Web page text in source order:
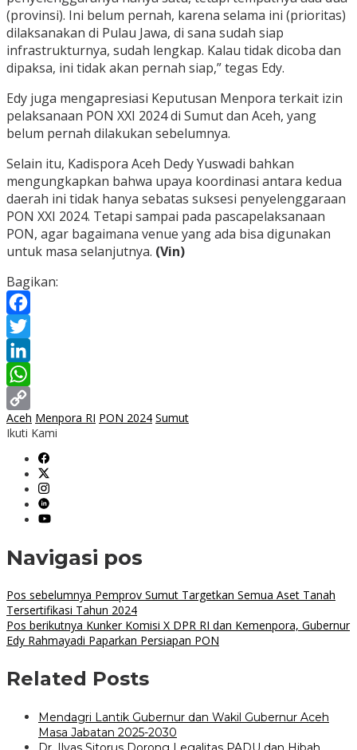
(provinsi). Ini belum pernah, karena selama ini (prioritas)
dilaksanakan di Pulau Jawa, di sana sudah siap
infrastrukturnya, sudah lengkap. Kalau tidak dicoba dan
dipaksa, ini tidak akan pernah siap,” tegas Edy.
Edy juga mengapresiasi Keputusan Menpora terkait izin
pelaksanaan PON XXI 2024 di Sumut dan Aceh, yang
belum pernah dilakukan sebelumnya.
Selain itu, Kadispora Aceh Dedy Yuswadi bahkan
mengungkapkan bahwa upaya koordinasi antara kedua
daerah ini tidak hanya sebatas suksesi penyelenggaraan
PON XXI 2024. Tetapi sampai pada pascapelaksanaan
PON, agar bagaimana venue yang ada bisa digunakan
untuk masa selanjutnya. (Vin)
Bagikan:
Facebook
Twitter
LinkedIn
WhatsApp
Copy
Aceh Menpora RI PON 2024 Sumut
Ikuti Kami
Navigasi pos
Pos sebelumnya Pemprov Sumut Targetkan Semua Aset Tanah
Tersertifikasi Tahun 2024
Pos berikutnya Kunker Komisi X DPR RI dan Kemenpora, Gubernur
Edy Rahmayadi Paparkan Persiapan PON
Related Posts
Mendagri Lantik Gubernur dan Wakil Gubernur Aceh
Masa Jabatan 2025-2030